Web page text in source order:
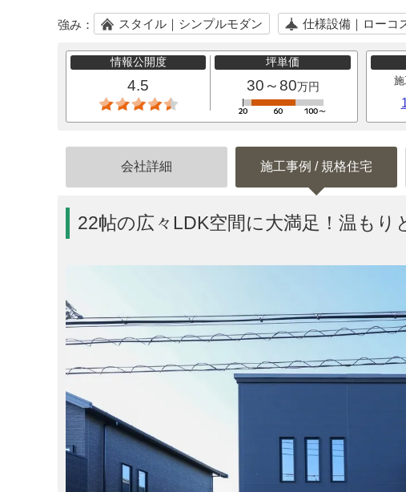
強み： スタイル｜シンプルモダン 仕様設備｜ローコ
情報公開度
4.5
坪単価
30～80万円 施
会社詳細 施工事例 / 規格住宅
22帖の広々LDK空間に大満足！温もり